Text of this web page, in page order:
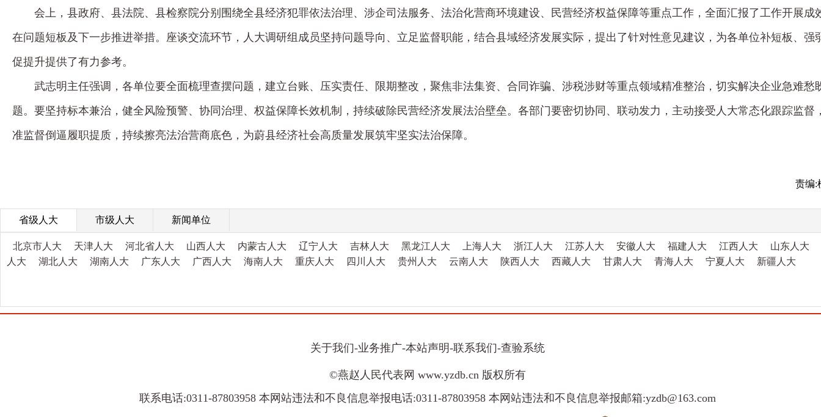
会上，县政府、县法院、县检察院分别围绕全县经济犯罪依法治理、涉企司法服务、法治化营商环境建设、民营经济权益保障等重点工作，全面汇报了工作开展成
在问题短板及下一步推进举措。座谈交流环节，人大调研组成员坚持问题导向、立足监督职能，结合县域经济发展实际，提出了针对性意见建议，为各单位补短板、强
促提升提供了有力参考。
武志明主任强调，各单位要全面梳理查摆问题，建立台账、压实责任、限期整改，聚焦非法集资、合同诈骗、涉税涉财等重点领域精准整治，切实解决企业急难愁
题。要坚持标本兼治，健全风险预警、协同治理、权益保障长效机制，持续破除民营经济发展法治壁垒。各部门要密切协同、联动发力，主动接受人大常态化跟踪监督
准监督倒逼履职提质，持续擦亮法治营商底色，为蔚县经济社会高质量发展筑牢坚实法治保障。
责编:
省级人大 市级人大 新闻单位
北京市人大 天津人大 河北省人大 山西人大 内蒙古人大 辽宁人大 吉林人大 黑龙江人大 上海人大 浙江人大 江苏人大 安徽人大 福建人大 江西人大
山东人大
人大
湖北人大 湖南人大 广东人大 广西人大 海南人大 重庆人大 四川人大 贵州人大 云南人大 陕西人大 西藏人大 甘肃人大 青海人大 宁夏人大 新疆人大
关于我们-业务推广-本站声明-联系我们-查验系统
©燕赵人民代表网 www.yzdb.cn 版权所有
联系电话:0311-87803958 本网站违法和不良信息举报电话:0311-87803958 本网站违法和不良信息举报邮箱:yzdb@163.com